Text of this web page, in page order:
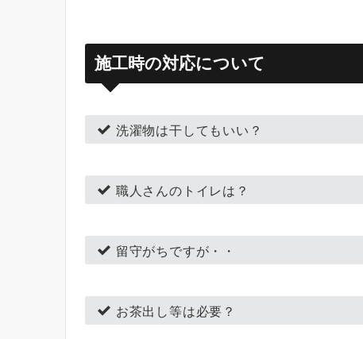
施工時の対応について
洗濯物は干してもいい？
職人さんのトイレは？
留守がちですが・・
お茶出し等は必要？